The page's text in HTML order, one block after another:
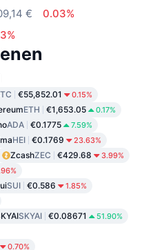
€
0.03%
€55,852.01 0.15%
ETH €1,653.05 0.17%
ADA €0.1775 7.59%
HEI €0.1769 23.63%
ZcashZEC €429.68 3.99%
SUI €0.586 1.85%
SKYAI €0.08671 51.90%
0.70%